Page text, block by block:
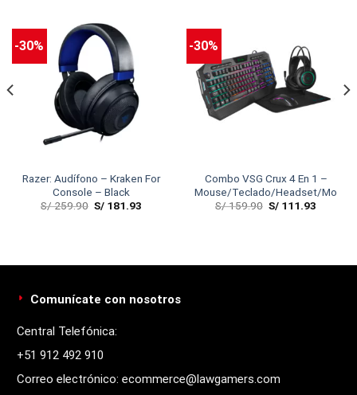
-30%
Razer: Audífono – Kraken For
Console – Black
S/259.90 S/ 181.93
-30%
Combo VSG Crux 4 En 1 –
Mouse/Teclado/Headset/
S/159.90 S/ 111.93
Comunícate con nosotros
Central Telefónica:
+51 912 492 910
Correo electrónico: ecommerce@lawgamers.com